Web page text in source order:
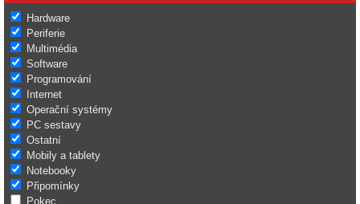
Hardware
Periferie
Multimédia
Software
Programování
Internet
Operační systémy
PC sestavy
Ostatní
Mobily a tablety
Notebooky
Připomínky
Pokec